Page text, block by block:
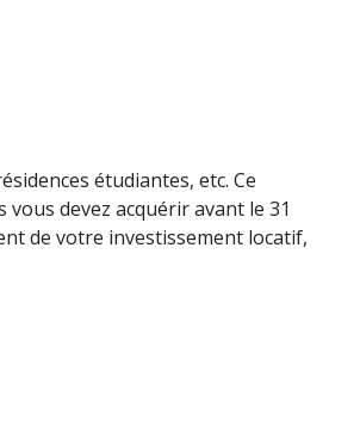
étudiantes, etc. Ce
devez acquérir avant le 31
de votre investissement locatif,